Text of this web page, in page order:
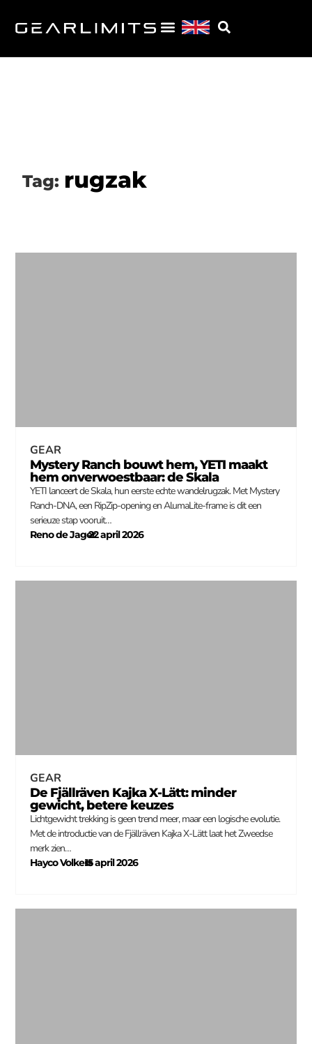
Tag: rugzak
GEAR
Mystery Ranch bouwt hem, YETI maakt
hem onverwoestbaar: de Skala
YETI lanceert de Skala, hun eerste echte wandelrugzak. Met Mystery
Ranch-DNA, een RipZip-opening en AlumaLite-frame is dit een
serieuze stap vooruit…
Reno de Jager
–
22 april 2026
GEAR
De Fjällräven Kajka X-Lätt: minder
gewicht, betere keuzes
Lichtgewicht trekking is geen trend meer, maar een logische evolutie.
Met de introductie van de Fjällräven Kajka X-Lätt laat het Zweedse
merk zien…
Hayco Volkers
–
15 april 2026